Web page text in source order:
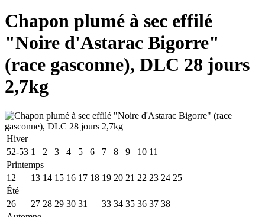
Chapon plumé à sec effilé
"Noire d'Astarac Bigorre"
(race gasconne), DLC 28 jours
2,7kg
Hiver
52-53 1 2 3 4 5 6 7 8 9 10 11
Printemps
12
13 14 15 16 17 18 19 20 21 22 23 24 25
Été
26
27 28 29 30 31 33 34 35 36 37 38